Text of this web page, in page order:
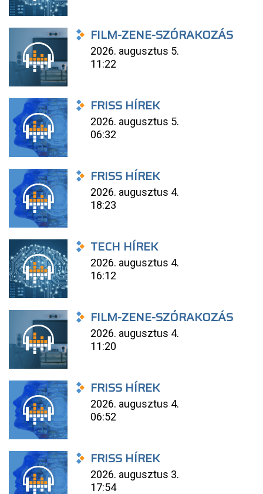
FILM-ZENE-SZÓRAKOZÁS
2026. augusztus 5.
11:22
FRISS HÍREK
2026. augusztus 5.
06:32
FRISS HÍREK
2026. augusztus 4.
18:23
TECH HÍREK
2026. augusztus 4.
16:12
FILM-ZENE-SZÓRAKOZÁS
2026. augusztus 4.
11:20
FRISS HÍREK
2026. augusztus 4.
06:52
FRISS HÍREK
2026. augusztus 3.
17:54